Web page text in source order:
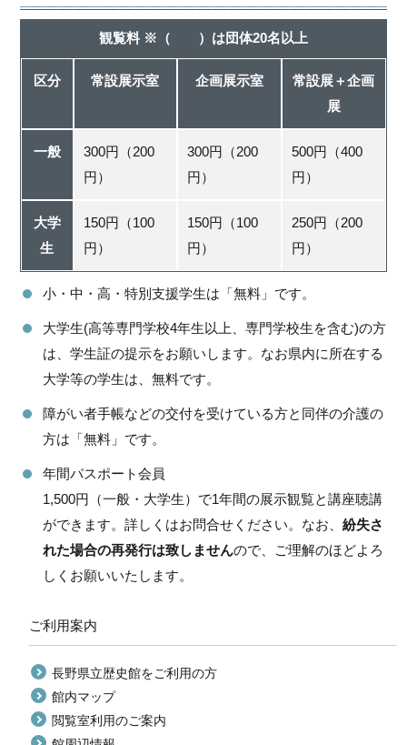
観覧料 ※（ ）は団体20名以上
区分 常設展示室 企画展示室
常設展＋企画
展
一般
300円（200
円）
300円（200
円）
500円（400
円）
大学
生
150円（100
円）
150円（100
円）
250円（200
円）
小・中・高・特別支援学生は「無料」です。
大学生(高等専門学校4年生以上、専門学校生を含む)の方
は、学生証の提示をお願いします。なお県内に所在する
大学等の学生は、無料です。
障がい者手帳などの交付を受けている方と同伴の介護の
方は「無料」です。
年間パスポート会員
1,500円（一般・大学生）で1年間の展示観覧と講座聴講
ができます。詳しくはお問合せください。なお、 紛失さ
れた場合の再発行は致しませんので、ご理解のほどよろ
しくお願いいたします。
ご利用案内
長野県立歴史館をご利用の方
館内マップ
閲覧室利用のご案内